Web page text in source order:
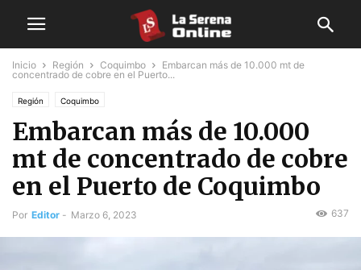
Inicio Región Coquimbo
Embarcan más de 10.000 mt de
concentrado de cobre en el Puerto...
Región Coquimbo
Embarcan más de 10.000
mt de concentrado de cobre
en el Puerto de Coquimbo
Por Editor - Marzo 6, 2023 637